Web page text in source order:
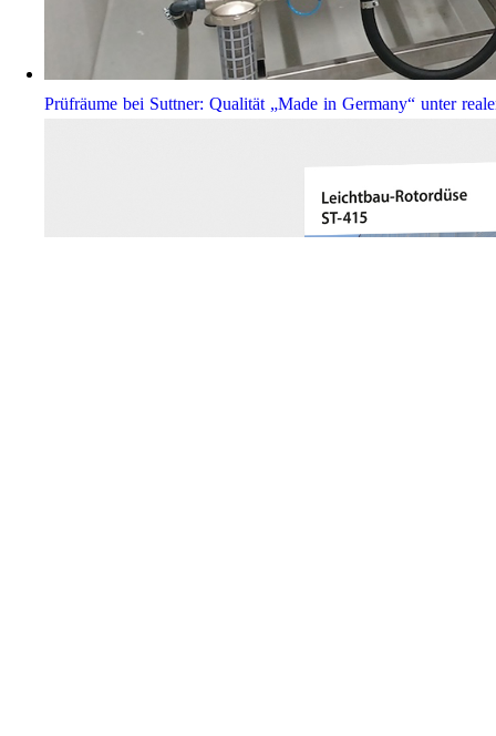
Prüfräume bei Suttner: Qualität „Made in Germany“ unter